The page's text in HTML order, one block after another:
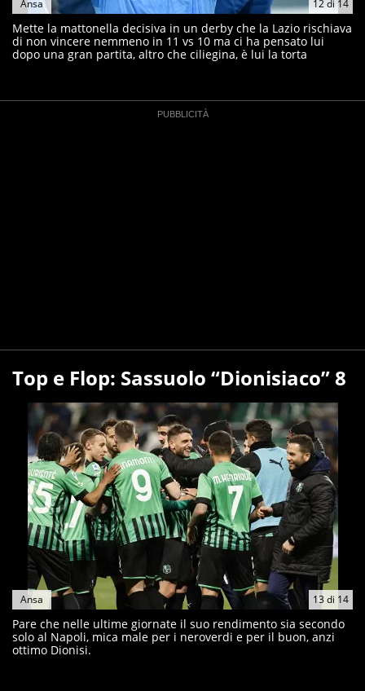
12di 14
Ansa
Mette la mattonella decisiva in un derby che la Lazio rischiava
di non vincere nemmeno in 11 vs 10 ma ci ha pensato lui
dopo una gran partita, altro che ciliegina, è lui la torta
Top e Flop: Sassuolo “Dionisiaco” 8
13di 14
Ansa
Pare che nelle ultime giornate il suo rendimento sia secondo
solo al Napoli, mica male per i neroverdi e per il buon, anzi
ottimo Dionisi.